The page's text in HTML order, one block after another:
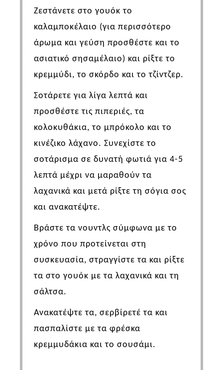
Ζεστάνετε στο γουόκ το
καλαμποκέλαιο (για περισσότερο
άρωμα και γεύση προσθέστε και το
ασιατικό σησαμέλαιο) και ρίξτε το
κρεμμύδι, το σκόρδο και το τζίντζερ.
Σοτάρετε για λίγα λεπτά και
προσθέστε τις πιπεριές, τα
κολοκυθάκια, το μπρόκολο και το
κινέζικο λάχανο. Συνεχίστε το
σοτάρισμα σε δυνατή φωτιά για 4-5
λεπτά μέχρι να μαραθούν τα
λαχανικά και μετά ρίξτε τη σόγια σος
και ανακατέψτε.
Βράστε τα νουντλς σύμφωνα με το
χρόνο που προτείνεται στη
συσκευασία, στραγγίστε τα και ρίξτε
τα στο γουόκ με τα λαχανικά και τη
σάλτσα.
Ανακατέψτε τα, σερβίρετέ τα και
πασπαλίστε με τα φρέσκα
κρεμμυδάκια και το σουσάμι.